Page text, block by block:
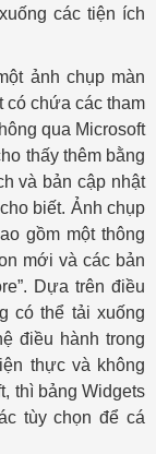
các tiện ích
ảnh chụp màn
có chứa các tham
qua Microsoft
thấy thêm bằng
và bản cập nhật
biết. Ảnh chụp
gồm một thông
mới và các bản
Dựa trên điều
có thể tải xuống
điều hành trong
thực và không
thì bảng Widgets
tùy chọn để cá